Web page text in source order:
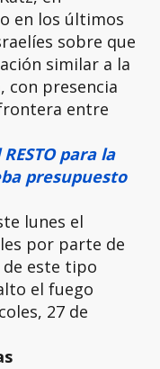
en los últimos
sobre que
similar a la
con presencia
entre
para la
presupuesto
lunes el
por parte de
este tipo
el fuego
27 de